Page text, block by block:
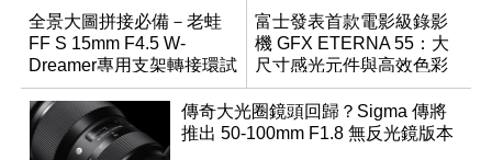
全景大圖拼接必備－老蛙
FF S 15mm F4.5 W-
Dreamer專用支架轉接環試
用報告
富士發表首款電影級錄影
機 GFX ETERNA 55：大
尺寸感光元件與高效色彩
管理
傳奇大光圈鏡頭回歸？Sigma 傳將
推出 50-100mm F1.8 無反光鏡版本